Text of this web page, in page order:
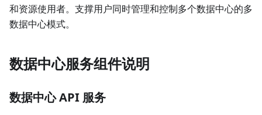
和资源使用者。支撑用户同时管理和控制多个数据中心的多
数据中心模式。
数据中心服务组件说明
数据中心 API 服务